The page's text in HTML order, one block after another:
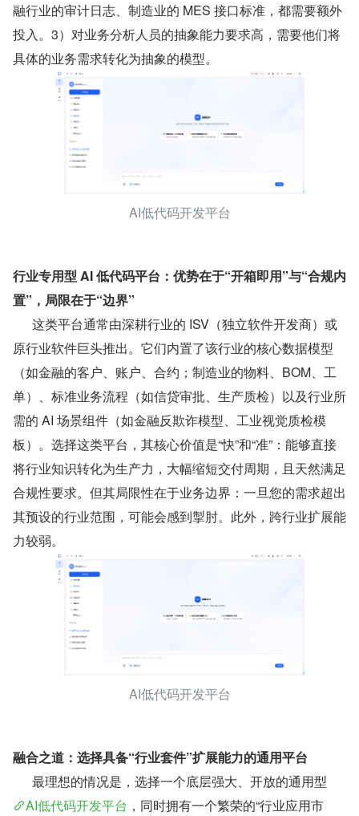
融行业的审计日志、制造业的 MES 接口标准，都需要额外
投入。3）对业务分析人员的抽象能力要求高，需要他们将
具体的业务需求转化为抽象的模型。
AI低代码开发平台
行业专用型 AI 低代码平台：优势在于“开箱即用”与“合规内
置”，局限在于“边界”
原行业软件巨头推出。它们内置了该行业的核心数据模型
（如金融的客户、账户、合约；制造业的物料、BOM、工
单）、标准业务流程（如信贷审批、生产质检）以及行业所
需的 AI 场景组件（如金融反欺诈模型、工业视觉质检模
板）。选择这类平台，其核心价值是“快”和“准”：能够直接
将行业知识转化为生产力，大幅缩短交付周期，且天然满足
合规性要求。但其局限性在于业务边界：一旦您的需求超出
其预设的行业范围，可能会感到掣肘。此外，跨行业扩展能
力较弱。
AI低代码开发平台
融合之道：选择具备“行业套件”扩展能力的通用平台
      最理想的情况是，选择一个底层强大、开放的通用型
AI低代码开发平台 ，同时拥有一个繁荣的“行业应用市